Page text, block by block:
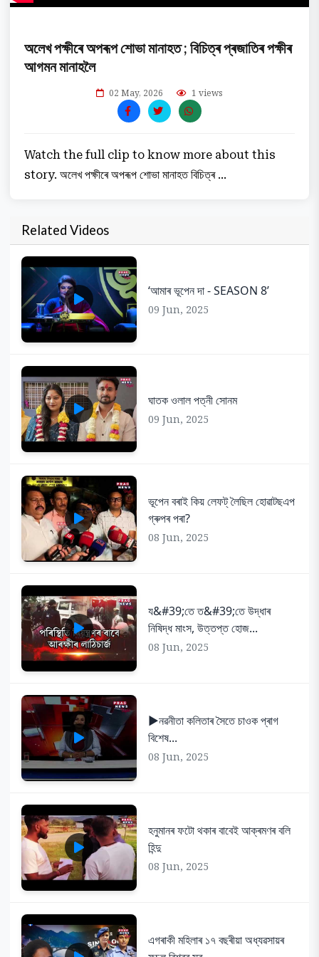
অলেখ পক্ষীৰে অপৰূপ শোভা মানাহত ; বিচিত্ৰ প্ৰজাতিৰ পক্ষীৰ
আগমন মানাহলৈ
02 May, 2026 1 views
Watch the full clip to know more about this
story. অলেখ পক্ষীৰে অপৰূপ শোভা মানাহত বিচিত্ৰ ...
Related Videos
‘আমাৰ ভূপেন দা - SEASON 8’
09 Jun, 2025
ঘাতক ওলাল পত্নী সোনম
09 Jun, 2025
ভূপেন বৰাই কিয় লেফট্ লৈছিল হোৱাটছএপ
গ্ৰুপৰ পৰা?
08 Jun, 2025
য&#39;তে ত&#39;তে উদ্ধাৰ
নিষিদ্ধ মাংস, উত্তপ্ত হোজ...
08 Jun, 2025
▶️নৱনীতা কলিতাৰ সৈতে চাওক প্ৰাগ
বিশেষ...
08 Jun, 2025
হনুমানৰ ফটো থকাৰ বাবেই আক্ৰমণৰ বলি
হিন্দু
08 Jun, 2025
এগৰাকী মহিলাৰ ১৭ বছৰীয়া অধ্যৱসায়ৰ